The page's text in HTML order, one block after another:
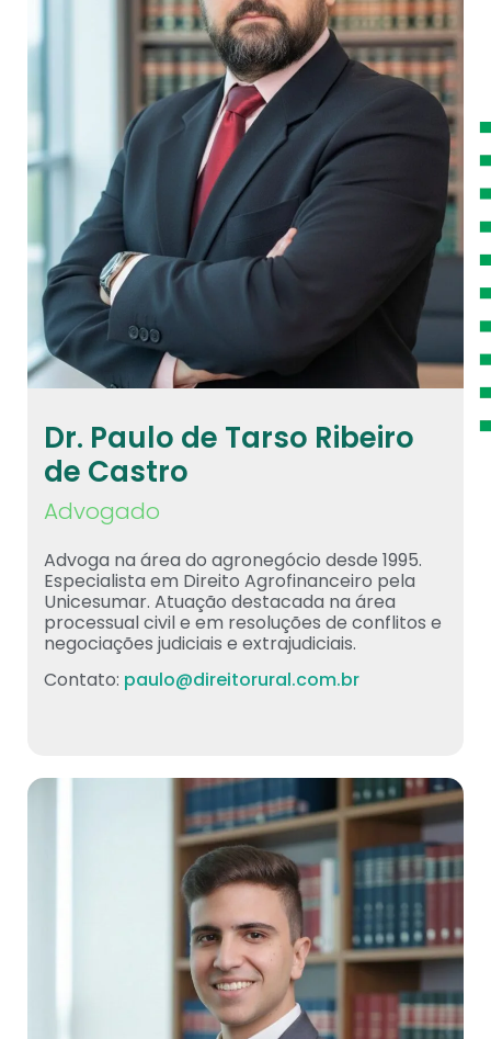
Dr. Paulo de Tarso Ribeiro
de Castro
Advogado
Advoga na área do agronegócio desde 1995.
Especialista em Direito Agrofinanceiro pela
Unicesumar. Atuação destacada na área
processual civil e em resoluções de conflitos e
negociações judiciais e extrajudiciais.
Contato: paulo@direitorural.com.br